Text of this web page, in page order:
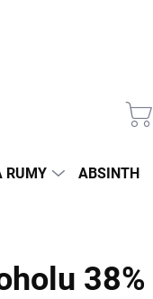
RUMY ABSINTH
38%